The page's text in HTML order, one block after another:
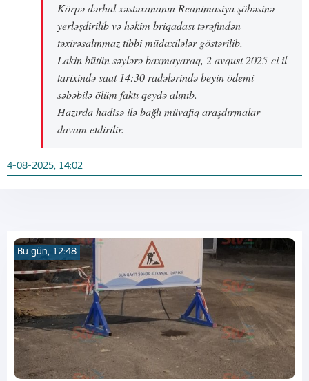
Körpə dərhal xəstəxananın Reanimasiya şöbəsinə
yerləşdirilib və həkim briqadası tərəfindən
təxirəsalınmaz tibbi müdaxilələr göstərilib.
Lakin bütün səylərə baxmayaraq, 2 avqust 2025-ci il
tarixində saat 14:30 radələrində beyin ödemi
səbəbilə ölüm faktı qeydə alınıb.
Hazırda hadisə ilə bağlı müvafiq araşdırmalar
davam etdirilir.
4-08-2025, 14:02
Bu gün, 12:48